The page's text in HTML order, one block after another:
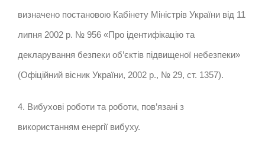
визначено постановою Кабінету Міністрів України від 11
липня 2002 р. № 956 «Про ідентифікацію та
декларування безпеки об’єктів підвищеної небезпеки»
(Офіційний вісник України, 2002 р., № 29, ст. 1357).
4. Вибухові роботи та роботи, пов’язані з
використанням енергії вибуху.